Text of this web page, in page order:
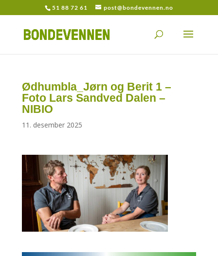
51 88 72 61 post@bondevennen.no
Ødhumbla_Jørn og Berit 1 –
Foto Lars Sandved Dalen –
NIBIO
11. desember 2025